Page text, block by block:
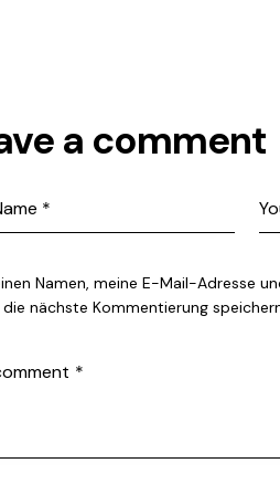
a comment
Namen, meine E-Mail-Adresse
nächste Kommentierung